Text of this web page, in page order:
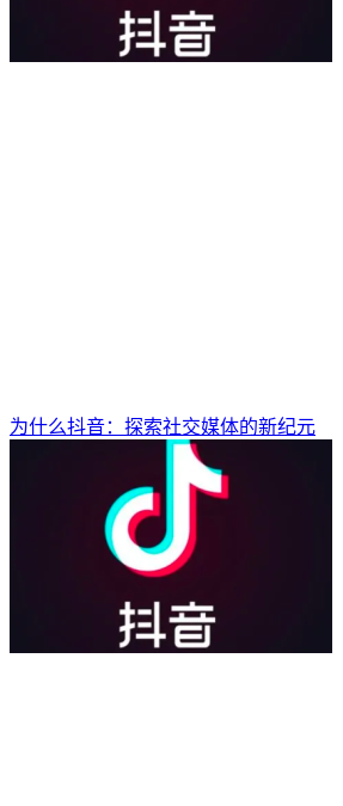
为什么抖音：探索社交媒体的新纪元